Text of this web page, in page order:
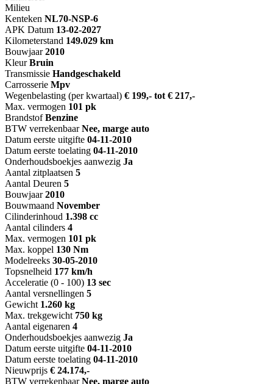
Milieu
Kenteken NL70-NSP-6
APK Datum 13-02-2027
Kilometerstand 149.029 km
Bouwjaar 2010
Kleur Bruin
Transmissie Handgeschakeld
Carrosserie Mpv
Wegenbelasting (per kwartaal) € 199,- tot € 217,-
Max. vermogen 101 pk
Brandstof Benzine
BTW verrekenbaar Nee, marge auto
Datum eerste uitgifte 04-11-2010
Datum eerste toelating 04-11-2010
Onderhoudsboekjes aanwezig Ja
Aantal zitplaatsen 5
Aantal Deuren 5
Bouwjaar 2010
Bouwmaand November
Cilinderinhoud 1.398 cc
Aantal cilinders 4
Max. vermogen 101 pk
Max. koppel 130 Nm
Modelreeks 30-05-2010
Topsnelheid 177 km/h
Acceleratie (0 - 100) 13 sec
Aantal versnellingen 5
Gewicht 1.260 kg
Max. trekgewicht 750 kg
Aantal eigenaren 4
Onderhoudsboekjes aanwezig Ja
Datum eerste uitgifte 04-11-2010
Datum eerste toelating 04-11-2010
Nieuwprijs € 24.174,-
BTW verrekenbaar Nee, marge auto